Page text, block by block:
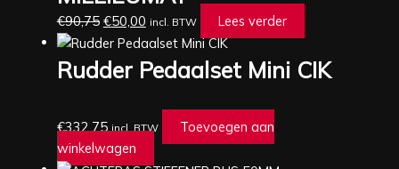
€90,75 €50,00 incl. BTW Lees verder
Rudder Pedaalset Mini CIK
€332,75 incl. BTW
Toevoegen aan
winkelwagen